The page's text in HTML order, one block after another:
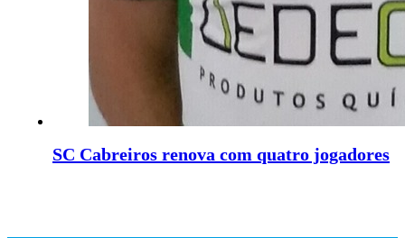
SC Cabreiros renova com quatro jogadores